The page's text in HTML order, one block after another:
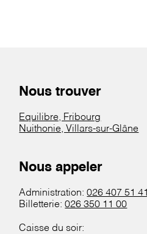
Nous trouver
Equilibre, Fribourg
Nuithonie, Villars-sur-Glâne
Nous appeler
Administration:026 407 51 41
Billetterie:026 350 11 00
Caisse du soir: